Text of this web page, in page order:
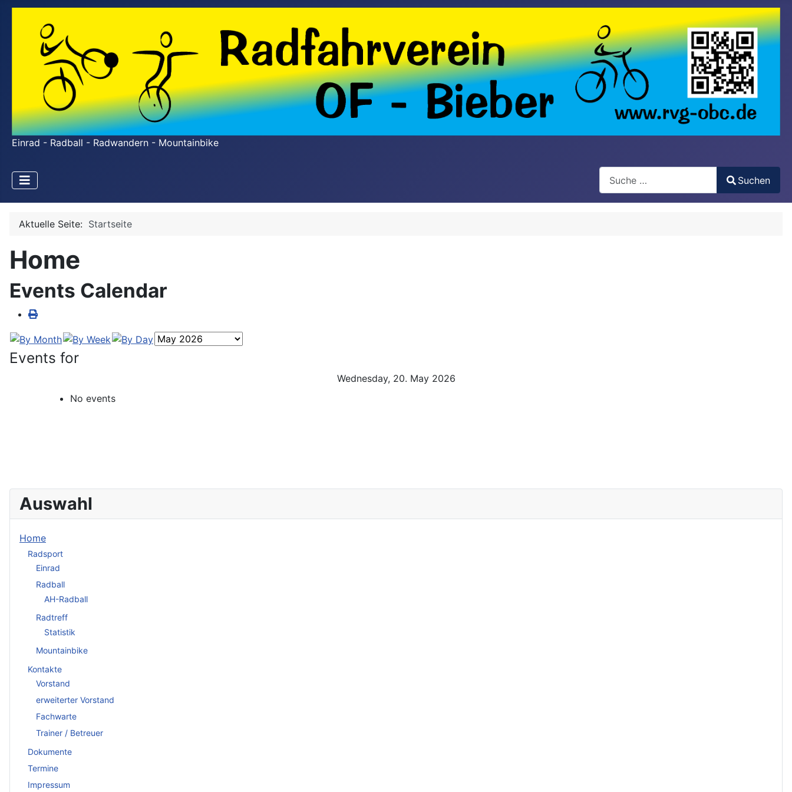
Einrad - Radball - Radwandern - Mountainbike
Type 2 or more characters for results.
Suchen
Aktuelle Seite: Startseite
Home
Events Calendar
Events for
Wednesday, 20. May 2026
No events
Auswahl
Home
Radsport
Einrad
Radball
AH-Radball
Radtreff
Statistik
Mountainbike
Kontakte
Vorstand
erweiterter Vorstand
Fachwarte
Trainer / Betreuer
Dokumente
Termine
Impressum